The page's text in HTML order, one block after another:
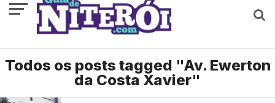
Todos os posts tagged "Av. Ewerton
da Costa Xavier"